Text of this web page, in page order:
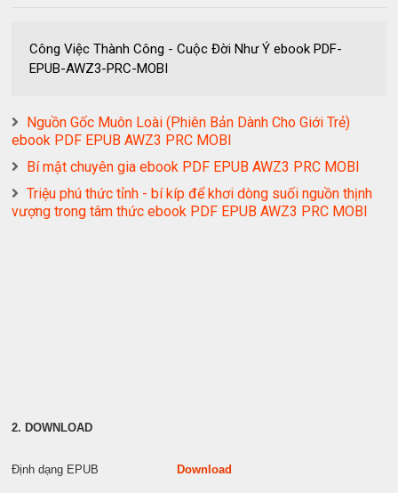
Công Việc Thành Công - Cuộc Đời Như Ý ebook PDF-
EPUB-AWZ3-PRC-MOBI
Nguồn Gốc Muôn Loài (Phiên Bản Dành Cho Giới Trẻ)
ebook PDF EPUB AWZ3 PRC MOBI
Bí mật chuyên gia ebook PDF EPUB AWZ3 PRC MOBI
Triệu phú thức tỉnh - bí kíp để khơi dòng suối nguồn thịnh
vượng trong tâm thức ebook PDF EPUB AWZ3 PRC MOBI
2. DOWNLOAD
Định dạng EPUB Download